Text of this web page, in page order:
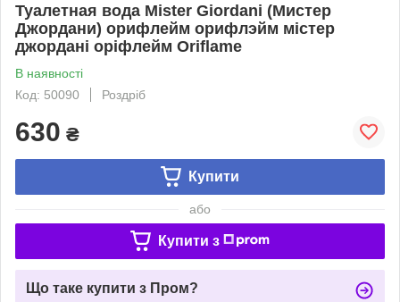
Туалетная вода Mister Giordani (Мистер
Джордани) орифлейм орифлэйм містер
джордані оріфлейм Oriflame
В наявності
Код: 50090
Роздріб
630 ₴
Купити
або
Купити з
Що таке купити з Пром?